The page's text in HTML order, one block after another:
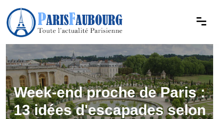
Week-end proche de Paris :
13 idées d'escapades selon